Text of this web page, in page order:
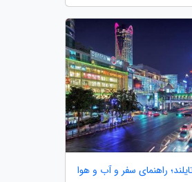
راهنمای سفر و آب و هوا